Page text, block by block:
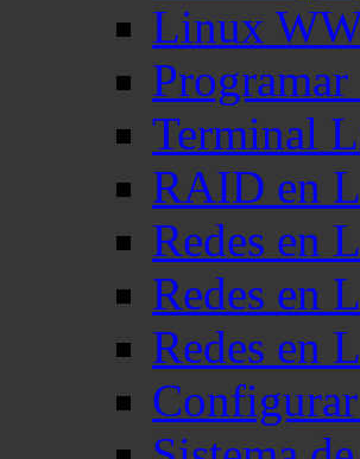
Linux
Terminal
RAID en
Redes en
Redes en
Redes en